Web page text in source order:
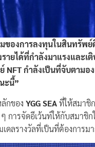
องการลงทุนในสินทรัพย์
ายได้ที่กำลังมาแรงและเ
NFT กำลังเป็นที่จับตาม
ะนี้”
กของ YGG SEAที่ให้สมาชิ
ๆ การจัดอีเว้นท์ให้กับสมา
ลรางวัลที่เป็นที่ต้องการ